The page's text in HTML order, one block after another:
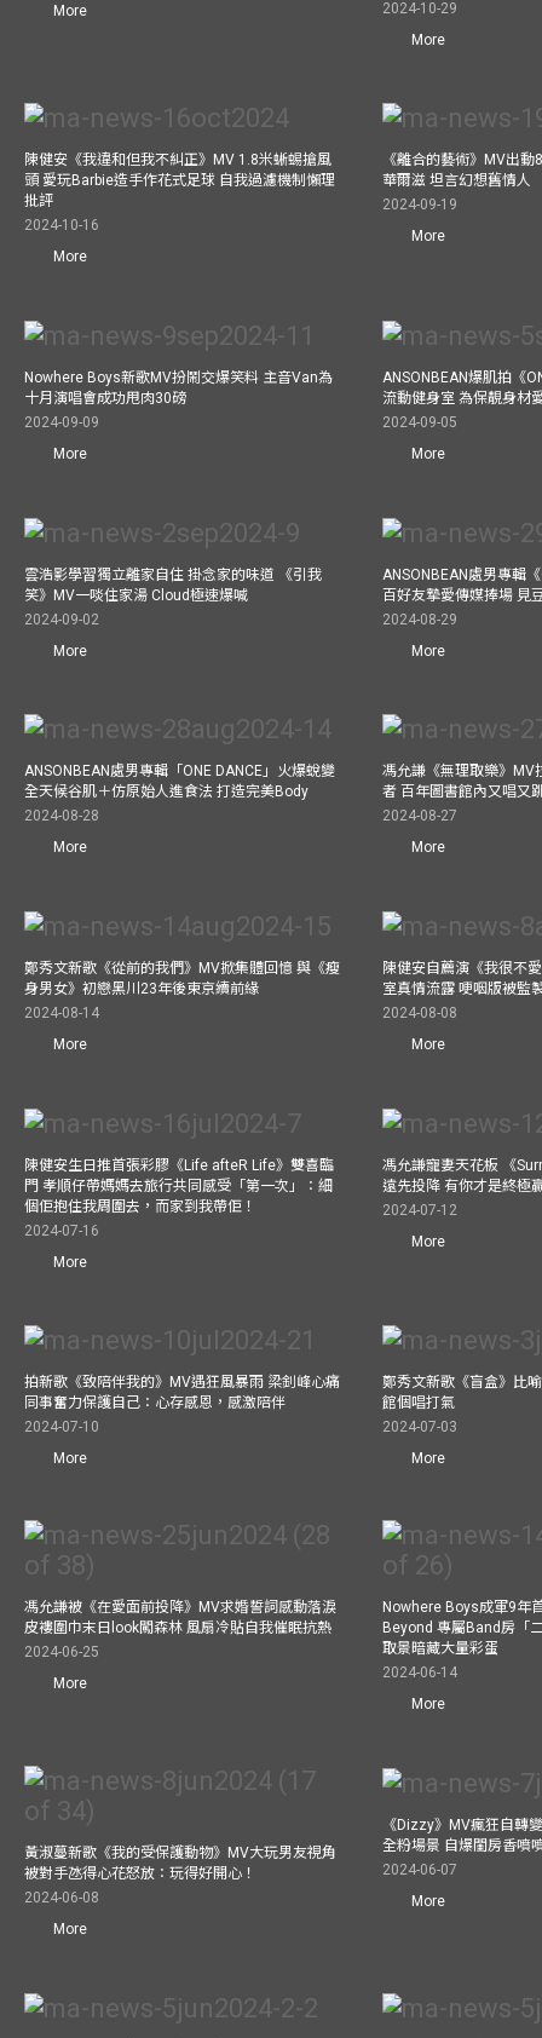
More
2024-10-29
More
陳健安《我違和但我不糾正》MV 1.8米蜥蜴搶風
頭 愛玩Barbie造手作花式足球 自我過濾機制懶理
批評
2024-10-16
More
《離合的藝術》MV出
華爾滋 坦言幻想舊情人
2024-09-19
More
Nowhere Boys新歌MV扮鬧交爆笑料 主音Van為
十月演唱會成功甩肉30磅
2024-09-09
More
ANSONBEAN爆肌拍《
流動健身室 為保靚身材
2024-09-05
More
雲浩影學習獨立離家自住 掛念家的味道 《引我
笑》MV一啖住家湯 Cloud極速爆喊
2024-09-02
More
ANSONBEAN處男專輯
百好友摯愛傳媒捧場 見
2024-08-29
More
ANSONBEAN處男專輯「ONE DANCE」火爆蛻變
全天候谷肌＋仿原始人進食法 打造完美Body
2024-08-28
More
馮允謙《無理取樂》MV
者 百年圖書館內又唱又
2024-08-27
More
鄭秀文新歌《從前的我們》MV掀集體回憶 與《瘦
身男女》初戀黑川23年後東京續前緣
2024-08-14
More
陳健安自薦演《我很不
室真情流露 哽咽版被監
2024-08-08
More
陳健安生日推首張彩膠《Life afteR Life》雙喜臨
門 孝順仔帶媽媽去旅行共同感受「第一次」：細
個佢抱住我周圍去，而家到我帶佢！
2024-07-16
More
馮允謙寵妻天花板 《
遠先投降 有你才是終極
2024-07-12
More
拍新歌《致陪伴我的》MV遇狂風暴雨 梁釗峰心痛
同事奮力保護自己：心存感恩，感激陪伴
2024-07-10
More
鄭秀文新歌《盲盒》比
館個唱打氣
2024-07-03
More
馮允謙被《在愛面前投降》MV求婚誓詞感動落淚
皮褸圍巾末日look闖森林 風扇冷貼自我催眠抗熱
2024-06-25
More
Nowhere Boys成軍9年
Beyond 專屬Band房「
取景暗藏大量彩蛋
2024-06-14
More
黃淑蔓新歌《我的受保護動物》MV大玩男友視角
被對手氹得心花怒放：玩得好開心！
2024-06-08
More
《Dizzy》MV瘋狂自轉
全粉場景 自爆閨房香噴
2024-06-07
More